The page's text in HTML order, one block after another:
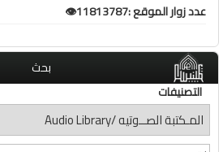
عدد زوار الموقع :11813787👁️
بحث
التصنيفات